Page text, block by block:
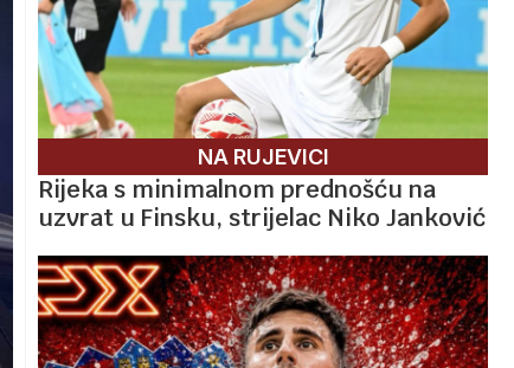
NA RUJEVICI
Rijeka s minimalnom prednošću na
uzvrat u Finsku, strijelac Niko Janković